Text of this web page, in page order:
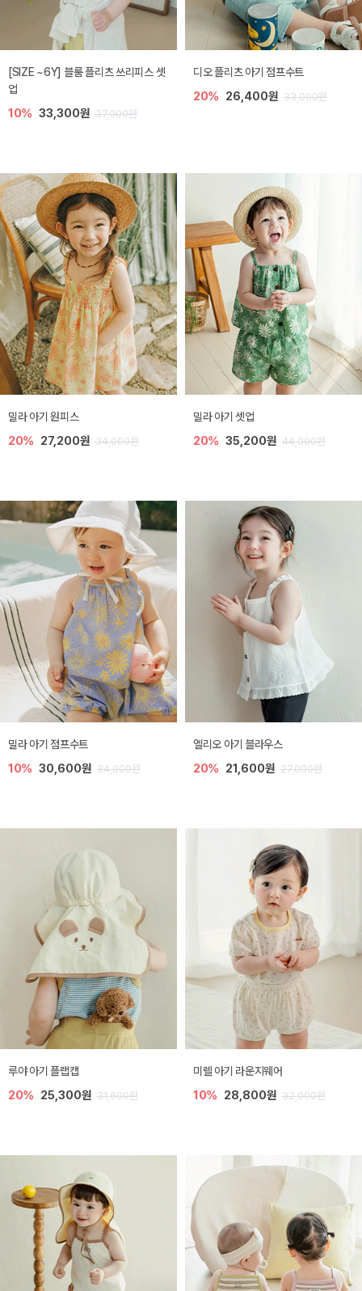
[SIZE ~6Y] 블룸 플리츠 쓰리피스 셋
업
10% 33,300원 37,000원
디오 플리츠 아기 점프수트
20% 26,400원 33,000원
밀라 아기 원피스
20% 27,200원 34,000원
밀라 아기 셋업
20% 35,200원 44,000원
밀라 아기 점프수트
10% 30,600원 34,000원
엘리오 아기 블라우스
20% 21,600원 27,000원
루야 아기 플랩캡
20% 25,300원 31,600원
미렐 아기 라운지웨어
10% 28,800원 32,000원